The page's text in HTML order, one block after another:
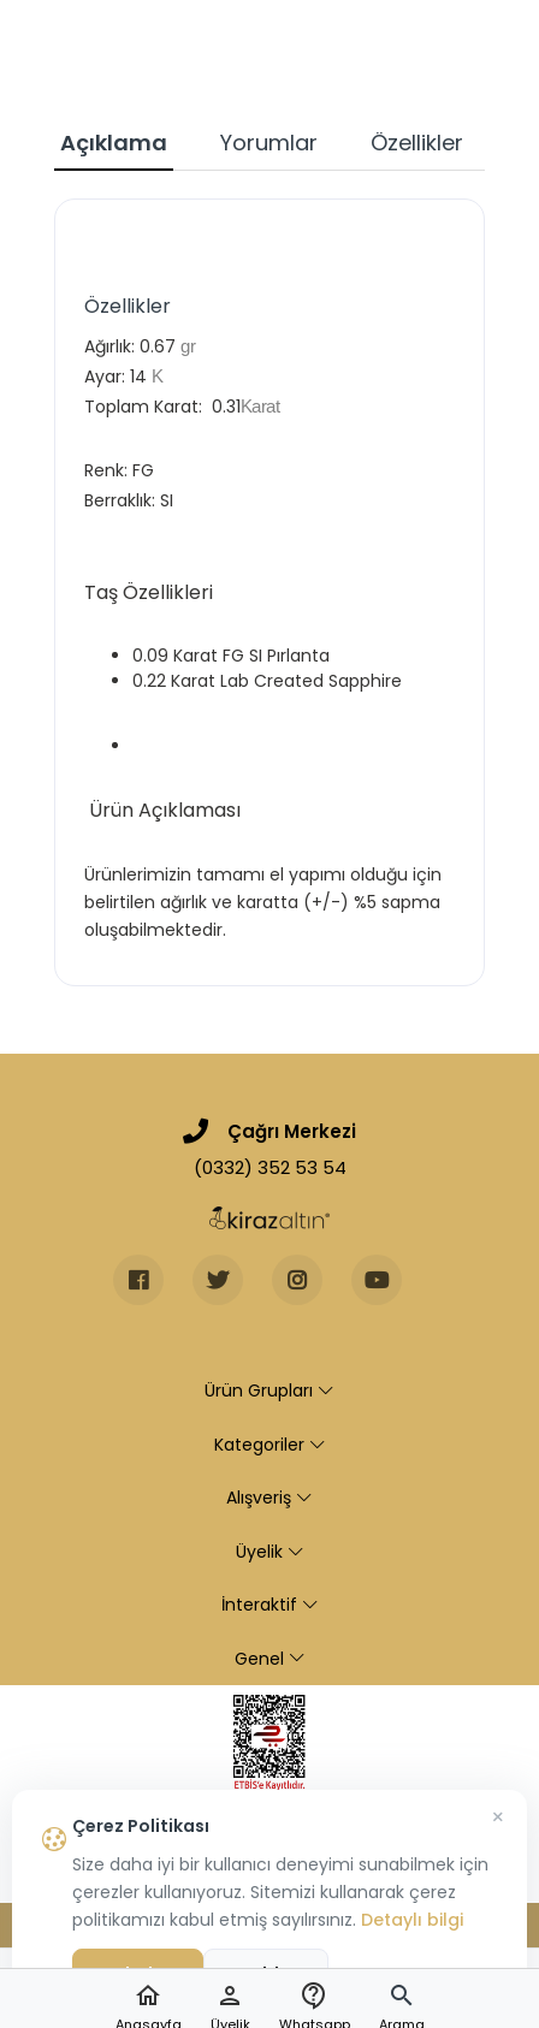
Açıklama Yorumlar Özellikler
Özellikler
Ağırlık: 0.67 gr
Ayar: 14 K
Toplam Karat: 0.31Karat
Renk: FG
Berraklık: SI
Taş Özellikleri
0.09 Karat FG SI Pırlanta
0.22 Karat Lab Created Sapphire
Ürün Açıklaması
Ürünlerimizin tamamı el yapımı olduğu için
belirtilen ağırlık ve karatta (+/-) %5 sapma
oluşabilmektedir.
Çağrı Merkezi
(0332) 352 53 54
Ürün Grupları
Kategoriler
Alışveriş
Üyelik
İnteraktif
Genel
© 2026 Kiraz Altın- Tüm hakları saklıdır.
Bu site,Hiosis®tarafından geliştirilmişE-Ticaretpaketleri ile oluşturulmuştur.
home person contact_support search
Çerez Politikası
Size daha iyi bir kullanıcı deneyimi sunabilmek için
çerezler kullanıyoruz. Sitemizi kullanarak çerez
politikamızı kabul etmiş sayılırsınız. Detaylı bilgi
Kabul Et Reddet
×